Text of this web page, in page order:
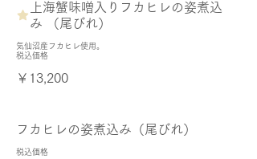
上海蟹味噌入りフカヒレの姿煮込
み （尾びれ）
気仙沼産フカヒレ使用。
￥13,200
フカヒレの姿煮込み（尾びれ）
税込価格